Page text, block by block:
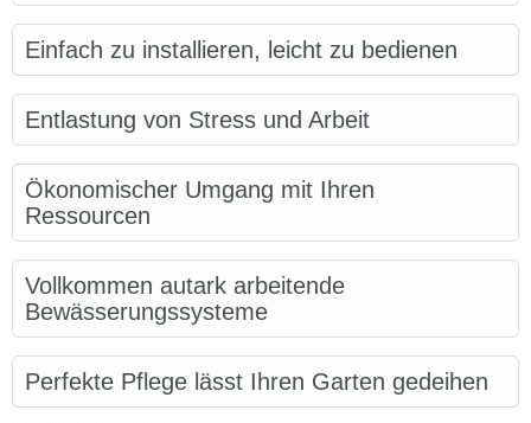
Einfach zu installieren, leicht zu bedienen
Entlastung von Stress und Arbeit
Ökonomischer Umgang mit Ihren
Ressourcen
Vollkommen autark arbeitende
Bewässerungssysteme
Perfekte Pflege lässt Ihren Garten gedeihen